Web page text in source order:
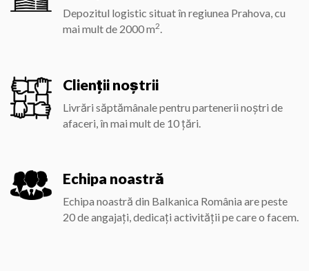
Depozitul logistic situat în regiunea Prahova, cu
mai mult de 2000m2.
Clienții noștrii
Livrări săptămânale pentru partenerii noștri de
afaceri, în mai mult de 10țări.
Echipa noastră
Echipa noastră din Balkanica România are peste
20de angajați, dedicați activității pe care o facem.